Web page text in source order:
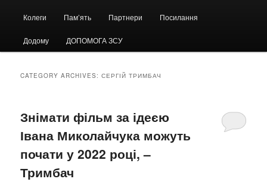
Колеги Пам’ять Партнери Посилання
Додому ДОПОМОГА ЗСУ
CATEGORY ARCHIVES:СЕРГІЙ ТРИМБАЧ
Знімати фільм за ідеєю
Івана Миколайчука можуть
почати у 2022 році, –
Тримбач